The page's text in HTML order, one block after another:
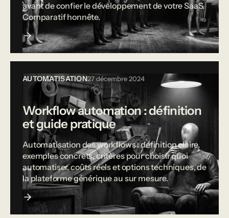
avant de confier le développement de votre SaaS.
Comparatif honnête.
AUTOMATISATION27 décembre 2024
Workflow automation : définition
et guide pratique
Automatisation des workflows : définition claire,
exemples concrets, critères pour choisir quoi
automatiser, coûts réels et options techniques, de
la plateforme générique au sur mesure.